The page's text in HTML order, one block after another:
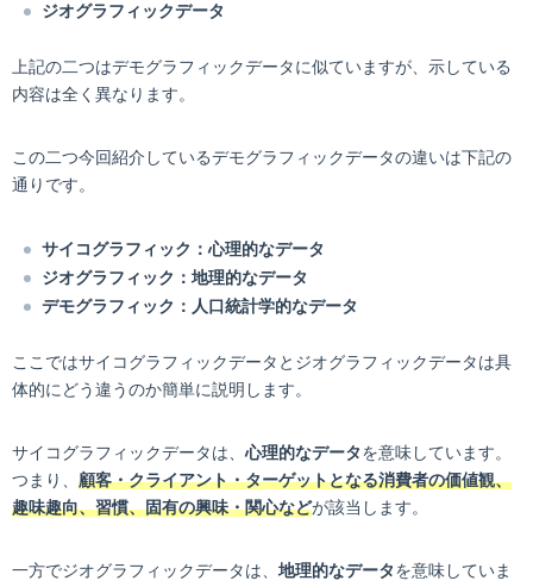
ジオグラフィックデータ
上記の二つはデモグラフィックデータに似ていますが、示している
内容は全く異なります。
この二つ今回紹介しているデモグラフィックデータの違いは下記の
通りです。
サイコグラフィック：心理的なデータ
ジオグラフィック：地理的なデータ
デモグラフィック：人口統計学的なデータ
ここではサイコグラフィックデータとジオグラフィックデータは具
体的にどう違うのか簡単に説明します。
サイコグラフィックデータは、 心理的なデータを意味しています。
つまり、 顧客・クライアント・ターゲットとなる消費者の価値観、
趣味趣向、習慣、固有の興味・関心などが該当します。
一方でジオグラフィックデータは、 地理的なデータを意味していま